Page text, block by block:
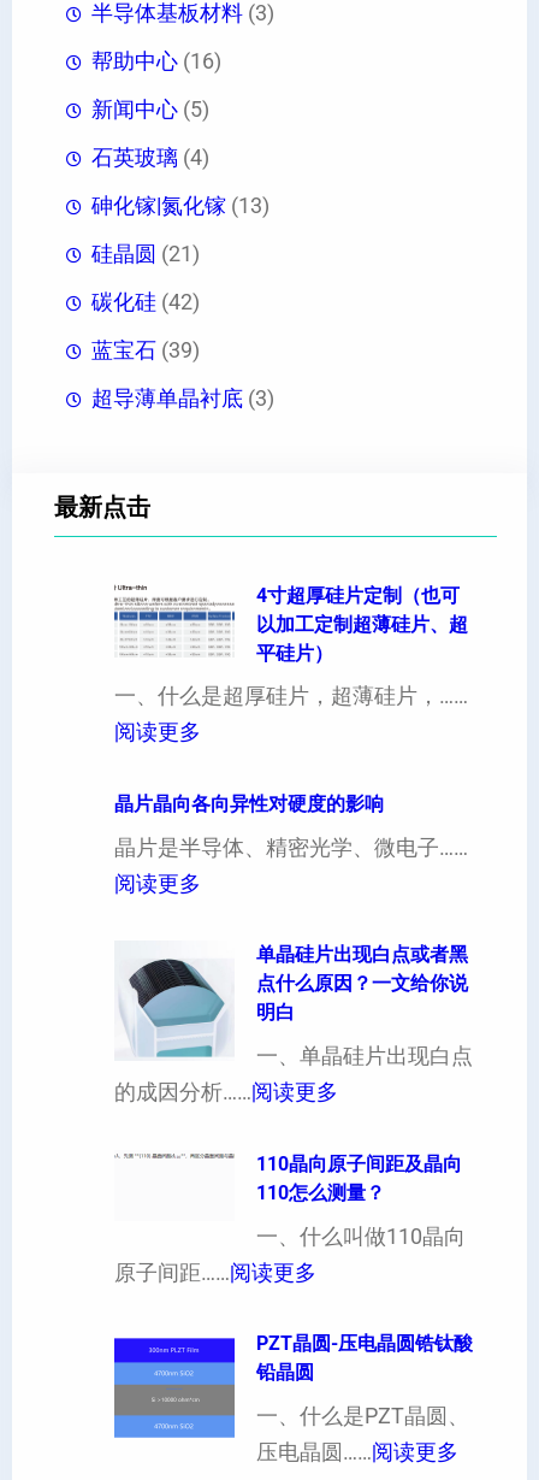
半导体基板材料 (3)
帮助中心 (16)
新闻中心 (5)
石英玻璃 (4)
砷化镓|氮化镓 (13)
硅晶圆 (21)
碳化硅 (42)
蓝宝石 (39)
超导薄单晶衬底 (3)
最新点击
4寸超厚硅片定制（也可
以加工定制超薄硅片、超
平硅片）
一、什么是超厚硅片，超薄硅片，……
阅读更多
寸
超
定
制
（
也
以
定
超
薄
硅
晶片晶向各向异性对硬度的影响
晶片是半导体、精密光学、微电子……
阅读更多
晶
向
各
向
度
响
单晶硅片出现白点或者黑
点什么原因？一文给你说
明白
一、单晶硅片出现白点
的成因分析……阅读更多
晶
硅
片
白
或
者
110晶向原子间距及晶向
110怎么测量？
一、什么叫做110晶向
原子间距……阅读更多
1
晶
向
PZT晶圆-压电晶圆锆钛酸
铅晶圆
一、什么是PZT晶圆、
压电晶圆……阅读更多